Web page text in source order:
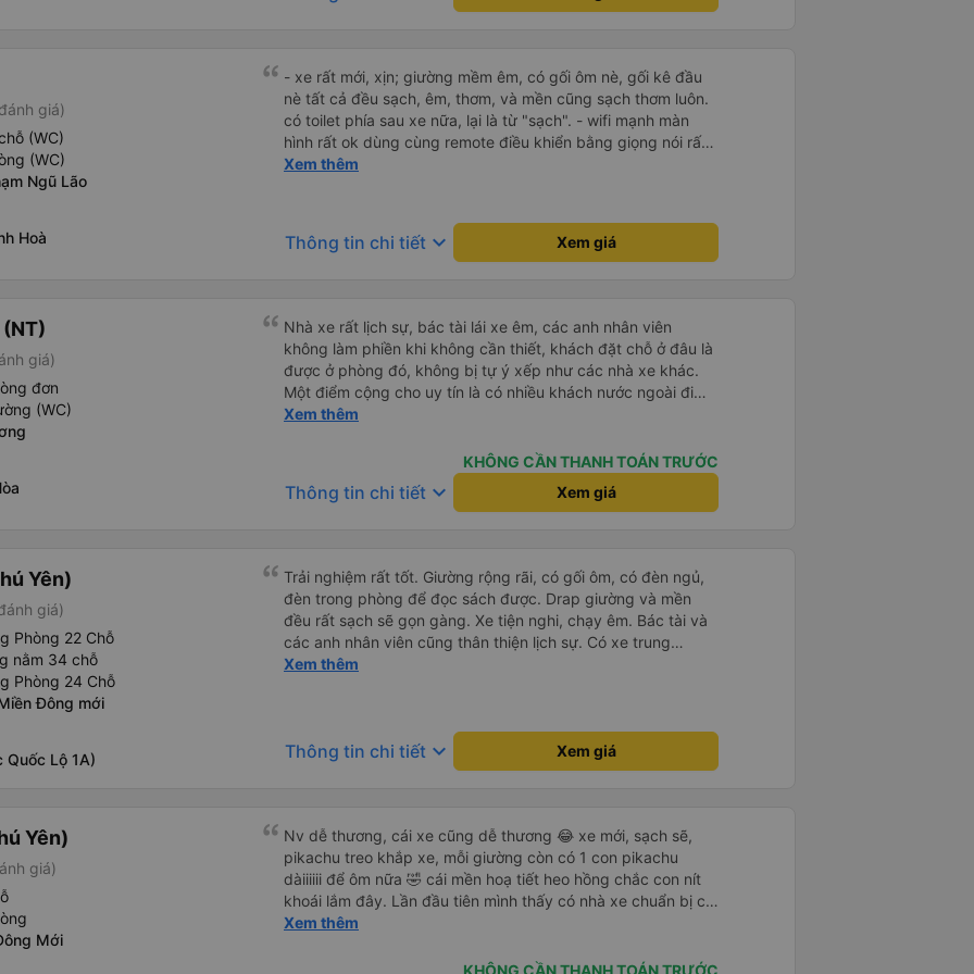
giá)
(WC)
(WC)
Ngũ Lão
Hoà
- xe rất mới, xịn; giường mềm êm, có gối ôm nè, gối kê đầu
nè tất cả đều sạch, êm, thơm, và mền cũng sạch thơm luôn.
có toilet phía sau xe nữa, lại là từ "sạch". - wifi mạnh màn
hình rất ok dùng cùng remote điều khiển bằng giọng nói rất
mượt khi xem youtube và netflix đc cài sẵn. đáng giá tiền
đi là chuyến cuối lúc 23:30, xe đến và đi đều đúng giờ, bên
cạnh là nhân viên phát loa thông báo chuyến xe rất là chi tiết
lễ khi đông người. mỗi người 1 túi nước suối, bánh, khăn ướt.
- 1 bài đánh giá từ khách rất hay đi thăm cô Út Tăng đảo
Bình Ba cùng bạn bè và gia đình
Xem thêm
Thông tin chi tiết keyboard_arrow_down Xem giá
giá)
đơn
(WC)
Nhà xe rất lịch sự, bác tài lái xe êm, các anh nhân viên
không làm phiền khi không cần thiết, khách đặt chỗ ở đâu là
được ở phòng đó, không bị tự ý xếp như các nhà xe khác.
Một điểm cộng cho uy tín là có nhiều khách nước ngoài đi
Xem thêm
KHÔNG CẦN THANH TOÁN TRƯỚC
Thông tin chi tiết keyboard_arrow_down Xem giá
Yên)
giá)
Phòng 22 Chỗ
nằm 34 chỗ
Phòng 24 Chỗ
Đông mới
Quốc Lộ 1A)
Trải nghiệm rất tốt. Giường rộng rãi, có gối ôm, có đèn ngủ,
đèn trong phòng để đọc sách được. Drap giường và mền
đều rất sạch sẽ gọn gàng. Xe tiện nghi, chạy êm. Bác tài và
các anh nhân viên cũng thân thiện lịch sự. Có xe trung
chuyển về nội thành thành phố tuy hoà rất tiện. Giá vé hợp
Xem thêm
Thông tin chi tiết keyboard_arrow_down Xem giá
Yên)
giá)
Mới
Nv dễ thương, cái xe cũng dễ thương 😂 xe mới, sạch sẽ,
pikachu treo khắp xe, mỗi giường còn có 1 con pikachu
dàiiiiii để ôm nữa 🤣 cái mền hoạ tiết heo hồng chắc con nít
khoái lắm đây. Lần đầu tiên mình thấy có nhà xe chuẩn bị cả
bàn chải đánh răng. Có 2 ông bà cụ lên xe còn được nv dẫn
Xem thêm